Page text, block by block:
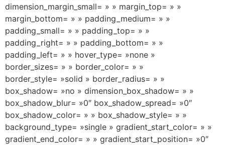
dimension_margin_small= » » margin_top= » »
margin_bottom= » » padding_medium= » »
padding_small= » » padding_top= » »
padding_right= » » padding_bottom= » »
padding_left= » » hover_type= »none »
border_sizes= » » border_color= » »
border_style= »solid » border_radius= » »
box_shadow= »no » dimension_box_shadow= » »
box_shadow_blur= »0″ box_shadow_spread= »0″
box_shadow_color= » » box_shadow_style= » »
background_type= »single » gradient_start_color= » »
gradient_end_color= » » gradient_start_position= »0″